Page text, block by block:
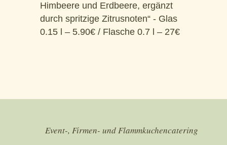
Himbeere und Erdbeere, ergänzt
durch spritzige Zitrusnoten“ - Glas
0.15 l – 5.90€ / Flasche 0.7 l – 27€
Event-, Firmen- und Flammkuchencatering